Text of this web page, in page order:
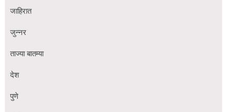
जाहिरात
जुन्नर
ताज्या बातम्या
देश
पुणे